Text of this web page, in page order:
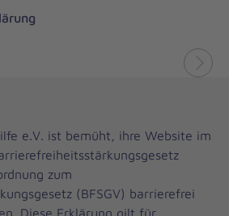
e.V. ist bemüht, ihre Website im
zum
(BFSGV) barrierefrei
Diese Erklärung gilt für